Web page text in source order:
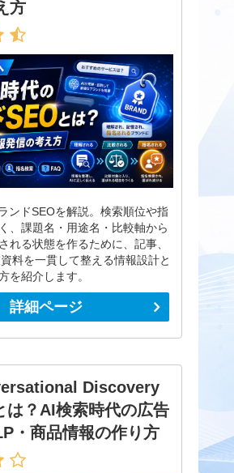
方
ンドSEOを解説。検索順位や指
、課題名・用途名・比較軸から
れる状態を作るために、記事、
料を一貫して整える情報設計と
を紹介します。
詳細ページ
Discovery
は？AI検索時代の広告
・商品情報の作り方